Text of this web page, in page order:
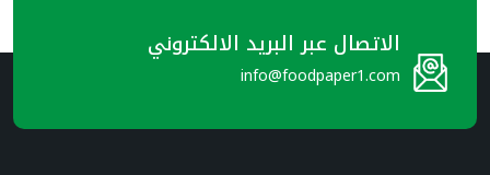
الاتصال عبر البريد الالكتروني
info@foodpaper1.com